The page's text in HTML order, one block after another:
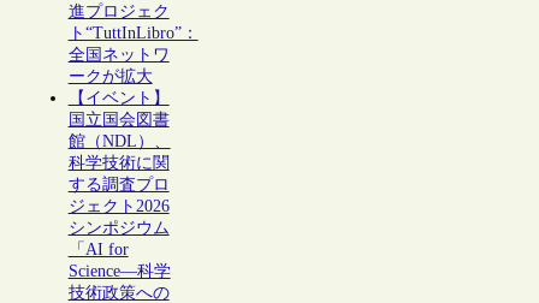
進プロジェク
ト“TuttInLibro”：
全国ネットワ
ークが拡大
【イベント】
国立国会図書
館（NDL）、
科学技術に関
する調査プロ
ジェクト2026
シンポジウム
「AI for
Science―科学
技術政策への